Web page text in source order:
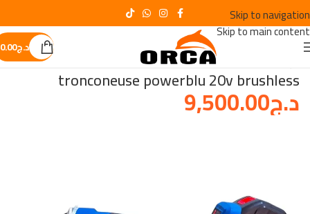
Skip to navigation
Skip to main content
د.ج0.00
Le plus demandès
tronconeuse powerblu 20v brushless
د.ج9,500.00